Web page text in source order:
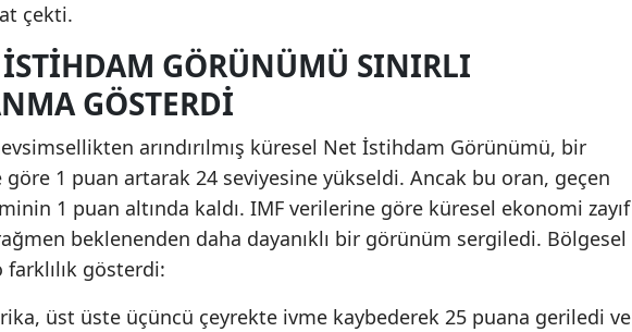
çekti.
ISTIHDAM GÖRÜNÜMÜ SINIRLI
GÖSTERDI
arındırılmış küresel Net İstihdam Görünümü, bir
göre 1 puan artarak 24 seviyesine yükseldi. Ancak bu oran, geçen
1 puan altında kaldı. IMF verilerine göre küresel ekonomi zayıf
beklenenden daha dayanıklı bir görünüm sergiledi. Bölgesel
gösterdi:
üst üste üçüncü çeyrekte ivme kaybederek 25 puana geriledi ve